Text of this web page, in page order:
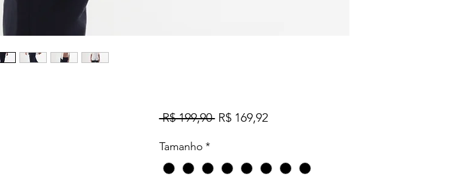
R$ 199,90 Preço
R$ 169,92Preço
Tamanho *